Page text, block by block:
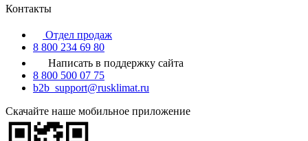
Контакты
Отдел продаж
8 800 234 69 80
Написать в поддержку сайта
8 800 500 07 75
b2b_support@rusklimat.ru
Скачайте наше мобильное приложение